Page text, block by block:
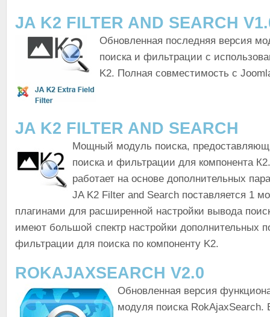
JA K2 FILTER AND SEARCH
Обновленная последняя версия
поиска и фильтрации с
K2. Полная совместимость с
JA K2 FILTER AND SEARCH
Мощный модуль поиска,
поиска и фильтрации для компонента
работает на основе дополнительных
JA K2 Filter and Search поставляется 1
плагинами для расширенной настройки вывода
имеют большой спектр настройки дополнительных
фильтрации для поиска по компоненту K2.
ROKAJAXSEARCH V2.0
Обновленная версия
модуля поиска RokAjaxSearch.